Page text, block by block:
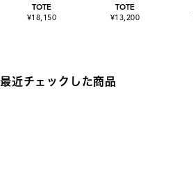
TOTE
¥18,150
TOTE
¥13,200
最近チェックした商品